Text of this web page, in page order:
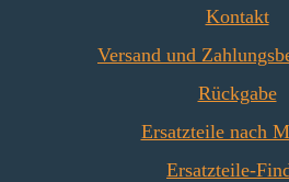
Kontakt
Versand und
Rückgabe
Ersatzteile nach
Ersatzteile-